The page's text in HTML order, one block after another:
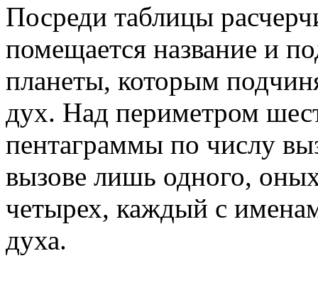
Посреди таблицы
помещается название и
планеты, которым
дух. Над периметром
пентаграммы по числу
вызове лишь одного,
четырех, каждый с
духа.